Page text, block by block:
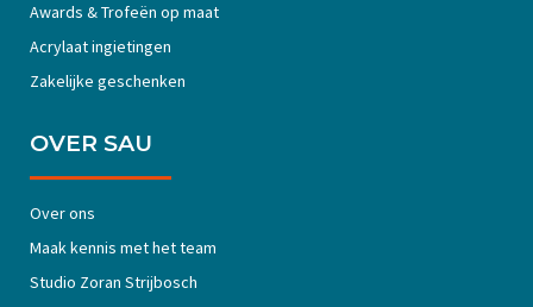
Awards & Trofeën op maat
Acrylaat ingietingen
Zakelijke geschenken
OVER SAU
Over ons
Maak kennis met het team
Studio Zoran Strijbosch